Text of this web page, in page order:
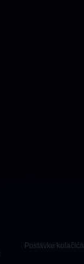
Postavke kolačića